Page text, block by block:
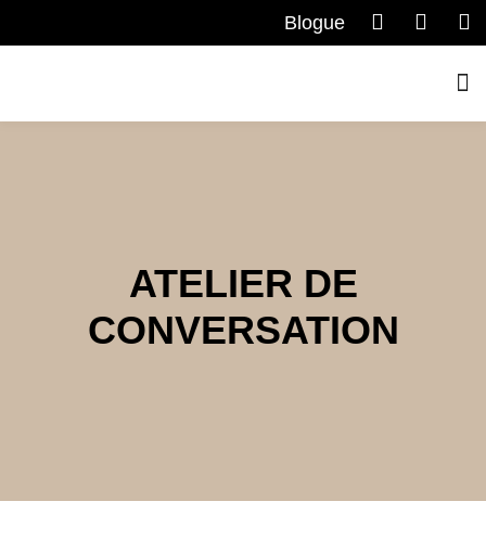
Blogue
ATELIER DE
CONVERSATION